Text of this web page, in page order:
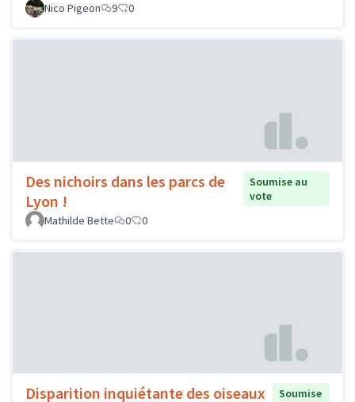
Nico Pigeon
9 0
Des nichoirs dans les parcs de
Lyon !
Soumise au
vote
Mathilde Bette
0 0
Disparition inquiétante des oiseaux
Soumise